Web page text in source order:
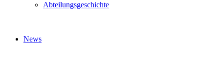
Abteilungsgeschichte
News